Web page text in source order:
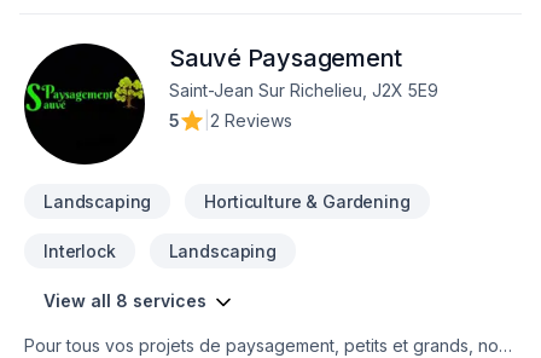
gratuitePaysagement S.S 514-882-8125Merci au plaisir
Sauvé Paysagement
Saint-Jean Sur Richelieu, J2X 5E9
5
2 Reviews
Landscaping Horticulture & Gardening
Interlock Landscaping
View all 8 services
Pour tous vos projets de paysagement, petits et grands, nous